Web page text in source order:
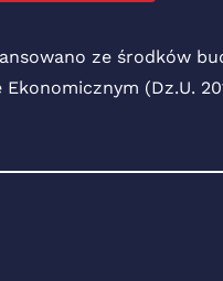
ze środków
(Dz.U.